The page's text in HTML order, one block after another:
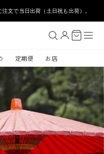
文で当日出荷（土日祝も出荷）。
定期便 お店